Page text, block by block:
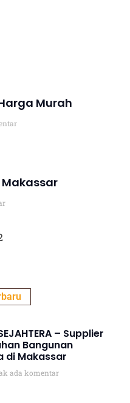
Murah
– Supplier
Bangunan
di Makassar
ada komentar